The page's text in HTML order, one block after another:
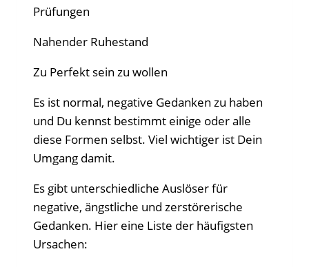
Prüfungen
Nahender Ruhestand
Zu Perfekt sein zu wollen
Es ist normal, negative Gedanken zu haben
und Du kennst bestimmt einige oder alle
diese Formen selbst. Viel wichtiger ist Dein
Umgang damit.
Es gibt unterschiedliche Auslöser für
negative, ängstliche und zerstörerische
Gedanken. Hier eine Liste der häufigsten
Ursachen: